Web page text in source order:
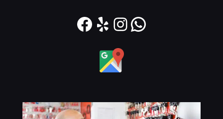
Facebook
Yelp
Instagram